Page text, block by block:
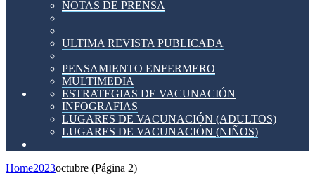
NOTAS DE PRENSA
ULTIMA REVISTA PUBLICADA
PENSAMIENTO ENFERMERO
MULTIMEDIA
ESTRATEGIAS DE VACUNACIÓN
INFOGRAFIAS
LUGARES DE VACUNACIÓN (ADULTOS)
LUGARES DE VACUNACIÓN (NIÑOS)
Home2023octubre (Página 2)